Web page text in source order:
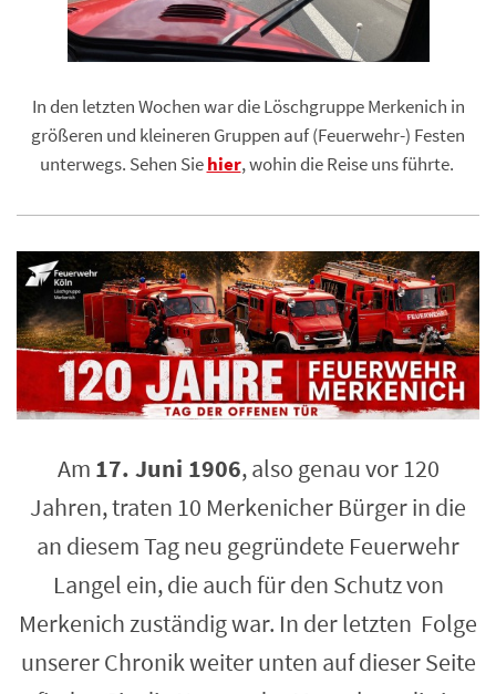
In den letzten Wochen war die Löschgruppe Merkenich in
größeren und kleineren Gruppen auf (Feuerwehr-) Festen
unterwegs. Sehen Siehier, wohin die Reise uns führte.
Am 17. Juni 1906, also genau vor 120
Jahren, traten 10 Merkenicher Bürger in die
an diesem Tag neu gegründete Feuerwehr
Langel ein, die auch für den Schutz von
Merkenich zuständig war. In der letzten Folge
unserer Chronik weiter unten auf dieser Seite